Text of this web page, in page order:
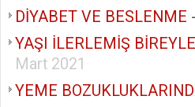
DİYABET VE BESLENME -
YAŞI İLERLEMİŞ
Mart 2021
YEME